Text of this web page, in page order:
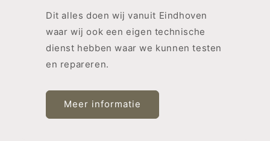
Dit alles doen wij vanuit Eindhoven
waar wij ook een eigen technische
dienst hebben waar we kunnen testen
en repareren.
Meer informatie